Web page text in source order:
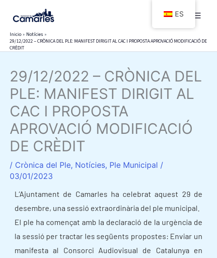
contenido
Inicio
Notícies
29/12/2022 – CRÒNICA DEL PLE: MANIFEST DIRIGIT AL CAC I PROPOSTA APROVACIÓ MODIFICACIÓ DE
CRÈDIT
29/12/2022 – CRÒNICA DEL
PLE: MANIFEST DIRIGIT AL
CAC I PROPOSTA
APROVACIÓ MODIFICACIÓ
DE CRÈDIT
/ Crònica del Ple, Notícies, Ple Municipal /
03/01/2023
L’Ajuntament de Camarles ha celebrat aquest 29 de
desembre, una sessió extraordinària del ple municipal.
El ple ha començat amb la declaració de la urgència de
la sessió per tractar les següents propostes: Enviar un
manifesta al Consorci Audiovisual de Catalunya en
ES